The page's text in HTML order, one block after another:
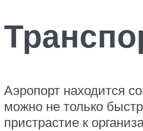
Аэропорт находится
можно не только
пристрастие к